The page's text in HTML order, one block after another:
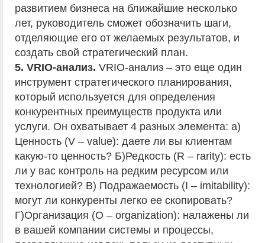
развитием бизнеса на ближайшие несколько
лет, руководитель сможет обозначить шаги,
отделяющие его от желаемых результатов, и
создать свой стратегический план.
5. VRIO-анализ. VRIO-анализ – это еще один
инструмент стратегического планирования,
который используется для определения
конкурентных преимуществ продукта или
услуги. Он охватывает 4 разных элемента: а)
Ценность (V – value): даете ли вы клиентам
какую-то ценность? Б)Редкость (R – rarity): есть
ли у вас контроль на редким ресурсом или
технологией? В) Подражаемость (I – imitability):
могут ли конкуренты легко ее скопировать?
Г)Организация (O – organization): налажены ли
в вашей компании системы и процессы,